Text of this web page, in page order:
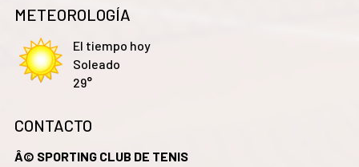
METEOROLOGÍA
El tiempo hoy
Soleado
29°
CONTACTO
Â© SPORTING CLUB DE TENIS